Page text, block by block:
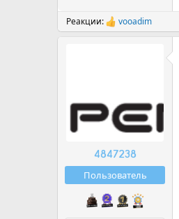
Реакции:
Р
vooadim
4847238
Пользователь